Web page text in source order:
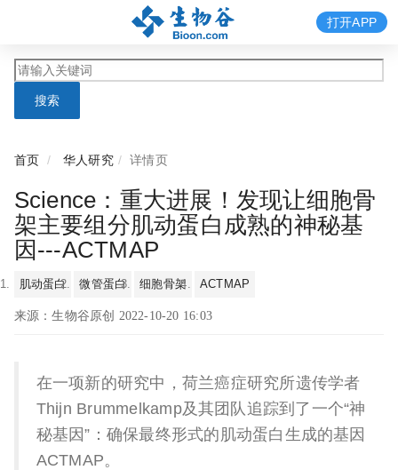
搜索
打开APP
首页 华人研究 详情页
Science：重大进展！发现让细胞骨
架主要组分肌动蛋白成熟的神秘基
因---ACTMAP
肌动蛋白 微管蛋白 细胞骨架 ACTMAP
来源：生物谷原创 2022-10-20 16:03
在一项新的研究中，荷兰癌症研究所遗传学者
Thijn Brummelkamp及其团队追踪到了一个“神
秘基因”：确保最终形式的肌动蛋白生成的基因
ACTMAP。